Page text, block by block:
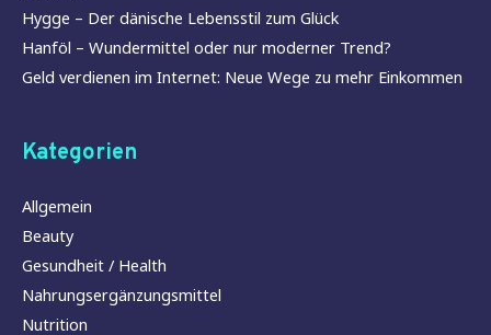
Hygge – Der dänische Lebensstil zum Glück
Hanföl – Wundermittel oder nur moderner Trend?
Geld verdienen im Internet: Neue Wege zu mehr Einkommen
Kategorien
Allgemein
Beauty
Gesundheit / Health
Nahrungsergänzungsmittel
Nutrition